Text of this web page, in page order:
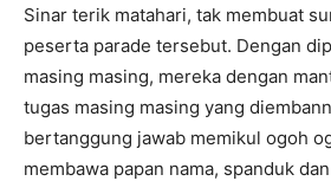
Sinar terik matahari, tak membuat
peserta parade tersebut. Dengan
masing masing, mereka dengan
tugas masing masing yang
bertanggung jawab memikul ogoh
membawa papan nama, spanduk